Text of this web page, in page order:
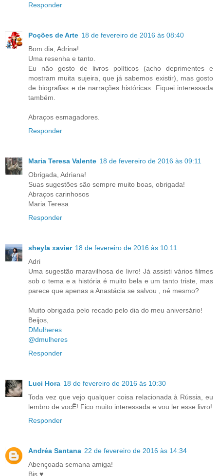
Responder
Poções de Arte 18 de fevereiro de 2016 às 08:40
Bom dia, Adrina!
Uma resenha e tanto.
Eu não gosto de livros políticos (acho deprimentes e
mostram muita sujeira, que já sabemos existir), mas gosto
de biografias e de narrações históricas. Fiquei interessada
também.
Abraços esmagadores.
Responder
Maria Teresa Valente 18 de fevereiro de 2016 às 09:11
Obrigada, Adriana!
Suas sugestões são sempre muito boas, obrigada!
Abraços carinhosos
Maria Teresa
Responder
sheyla xavier 18 de fevereiro de 2016 às 10:11
Adri
Uma sugestão maravilhosa de livro! Já assisti vários filmes
sob o tema e a história é muito bela e um tanto triste, mas
parece que apenas a Anastácia se salvou , né mesmo?
Muito obrigada pelo recado pelo dia do meu aniversário!
Beijos,
DMulheres
@dmulheres
Responder
Luci Hora 18 de fevereiro de 2016 às 10:30
Toda vez que vejo qualquer coisa relacionada à Rússia, eu
lembro de vocÊ! Fico muito interessada e vou ler esse livro!
Responder
Andréa Santana 22 de fevereiro de 2016 às 14:34
Abençoada semana amiga!
Bjs ♥